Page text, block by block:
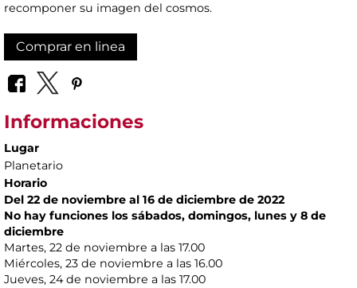
recomponer su imagen del cosmos.
Comprar en linea
Informaciones
Lugar
Planetario
Horario
Del 22 de noviembre al 16 de diciembre de 2022
No hay funciones los sábados, domingos, lunes y 8 de
diciembre
Martes, 22 de noviembre a las 17.00
Miércoles, 23 de noviembre a las 16.00
Jueves, 24 de noviembre a las 17.00